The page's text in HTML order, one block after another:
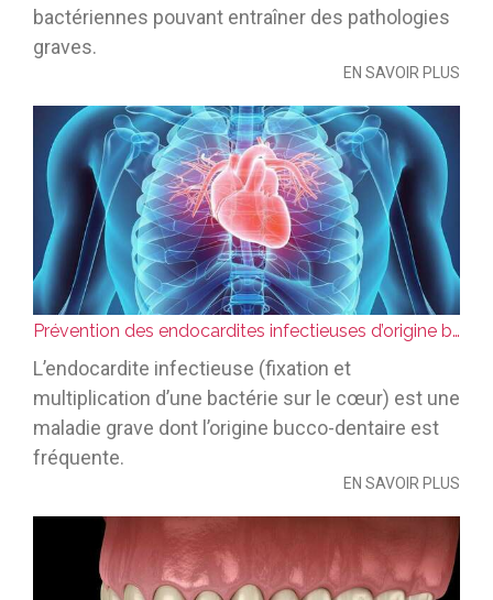
bactériennes pouvant entraîner des pathologies
graves.
EN SAVOIR PLUS
Prévention des endocardites infectieuses d’origine bucco-dentaire
L’endocardite infectieuse (fixation et
multiplication d’une bactérie sur le cœur) est une
maladie grave dont l’origine bucco-dentaire est
fréquente.
EN SAVOIR PLUS